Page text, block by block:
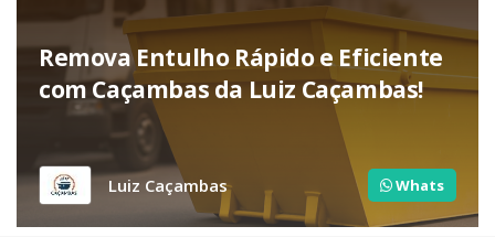
Remova Entulho Rápido e Eficiente
com Caçambas da Luiz Caçambas!
Luiz Caçambas Whats